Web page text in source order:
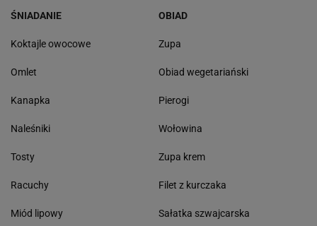
ŚNIADANIE
Koktajle owocowe
Omlet
Kanapka
Naleśniki
Tosty
Racuchy
Miód lipowy
OBIAD
Zupa
Obiad wegetariański
Pierogi
Wołowina
Zupa krem
Filet z kurczaka
Sałatka szwajcarska